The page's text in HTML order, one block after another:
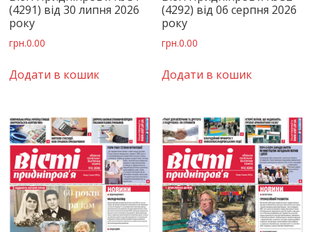
(4291) від 30 липня 2026
року
грн.0.00
Додати в кошик
(4292) від 06 серпня 2026
року
грн.0.00
Додати в кошик